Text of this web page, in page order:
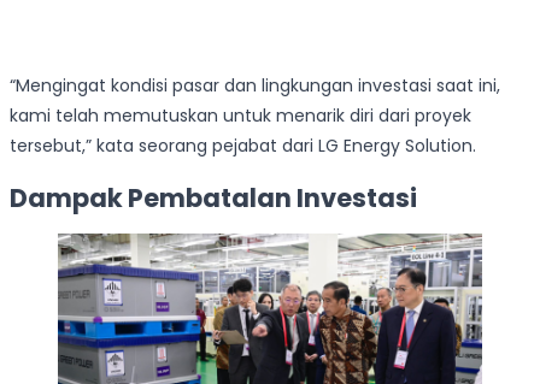
“Mengingat kondisi pasar dan lingkungan investasi saat ini,
kami telah memutuskan untuk menarik diri dari proyek
tersebut,” kata seorang pejabat dari LG Energy Solution.
Dampak Pembatalan Investasi